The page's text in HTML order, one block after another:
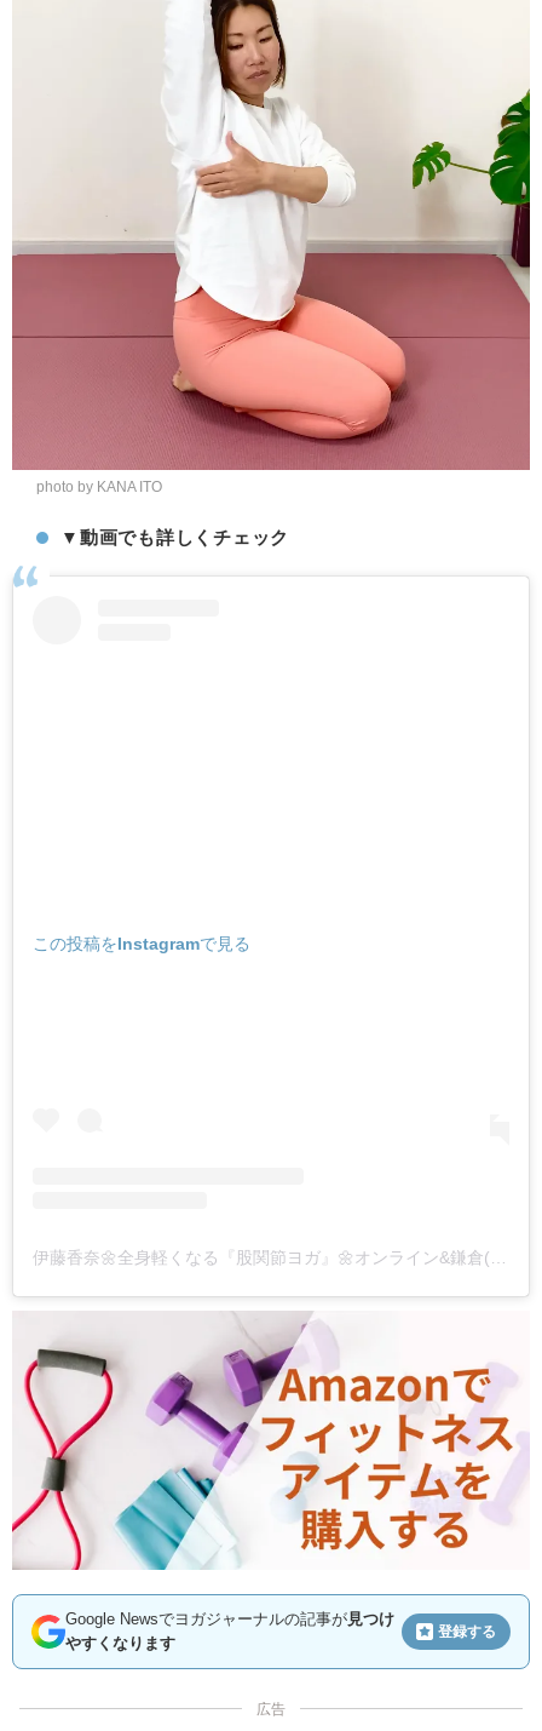
photo by KANA ITO
▼動画でも詳しくチェック
この投稿をInstagramで見る
Google Newsでヨガジャーナルの記事が見つけ
やすくなります
登録する
広告